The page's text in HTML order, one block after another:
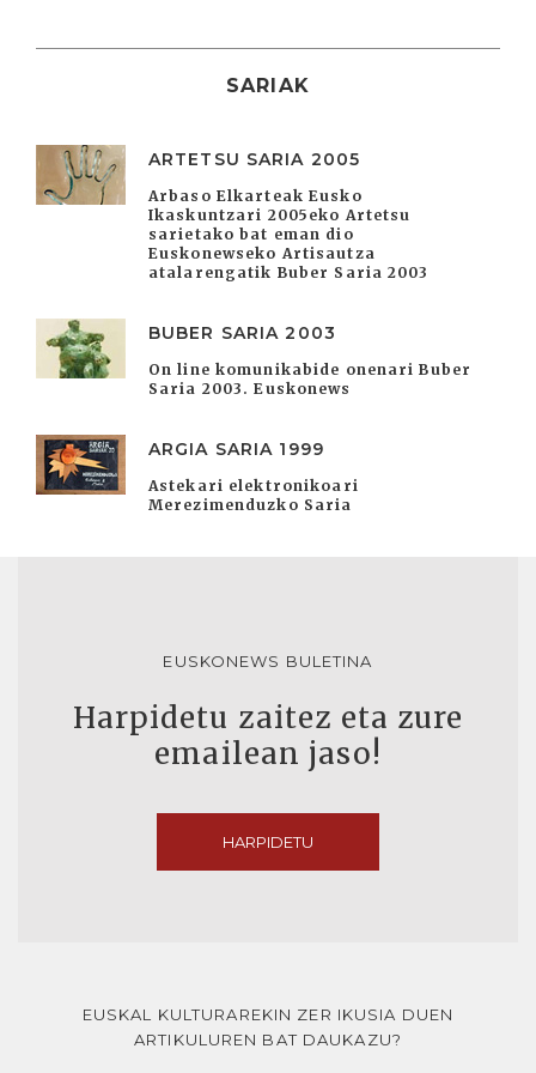
SARIAK
ARTETSU SARIA 2005
Arbaso Elkarteak Eusko
Ikaskuntzari 2005eko Artetsu
sarietako bat eman dio
Euskonewseko Artisautza
atalarengatik Buber Saria 2003
BUBER SARIA 2003
On line komunikabide onenari Buber
Saria 2003. Euskonews
ARGIA SARIA 1999
Astekari elektronikoari
Merezimenduzko Saria
EUSKONEWS BULETINA
Harpidetu zaitez eta zure
emailean jaso!
HARPIDETU
EUSKAL KULTURAREKIN ZER IKUSIA DUEN
ARTIKULUREN BAT DAUKAZU?